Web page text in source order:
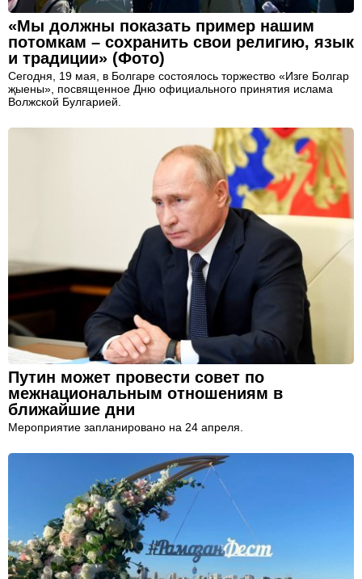
«Мы должны показать пример нашим
потомкам – сохранить свои религию, язык
и традиции» (Фото)
Сегодня, 19 мая, в Болгаре состоялось торжество «Изге Болгар
җыены», посвященное Дню официального принятия ислама
Волжской Булгарией.
Путин может провести совет по
межнациональным отношениям в
ближайшие дни
Мероприятие запланировано на 24 апреля.